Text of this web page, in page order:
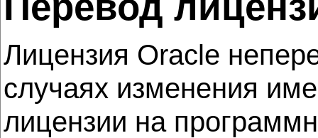
Лицензия Oracle
случаях изменения
лицензии на